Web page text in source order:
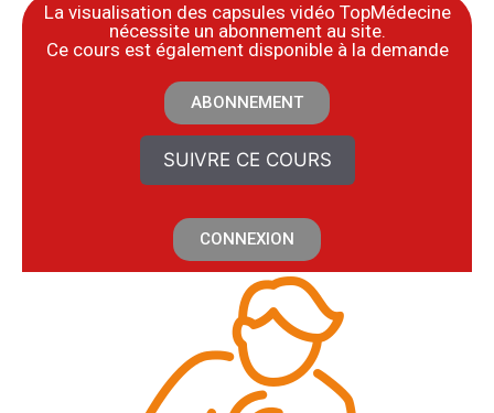
La visualisation des capsules vidéo TopMédecine
nécessite un abonnement au site.
​Ce cours est également disponible à la demande
ABONNEMENT
SUIVRE CE COURS
CONNEXION